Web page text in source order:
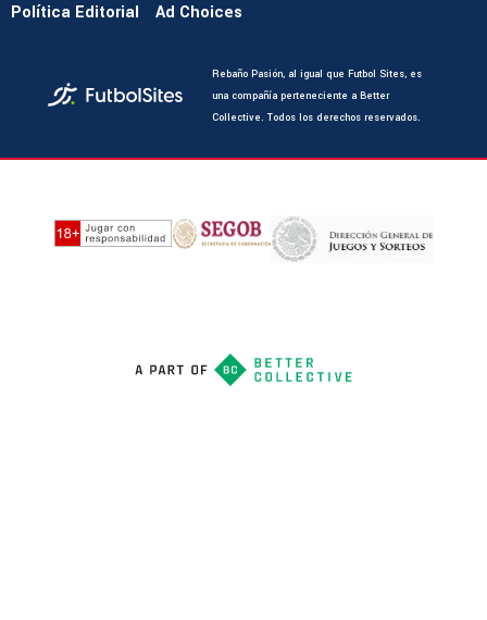
Política Editorial
Ad Choices
Rebaño Pasión, al igual que Futbol Sites, es
una compañía perteneciente a Better
Collective. Todos los derechos reservados.